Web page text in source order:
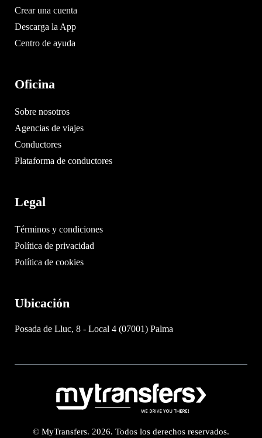
Crear una cuenta
Descarga la App
Centro de ayuda
Oficina
Sobre nosotros
Agencias de viajes
Conductores
Plataforma de conductores
Legal
Términos y condiciones
Política de privacidad
Política de cookies
Ubicación
Posada de Lluc, 8 - Local 4 (07001) Palma
© MyTransfers. 2026. Todos los derechos reservados.